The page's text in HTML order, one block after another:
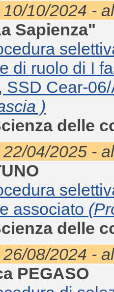
10/2024 -
Sapienza"
di ruolo di I
SSD Cear-
)
delle
04/2025 -
associato
delle
08/2024 -
PEGASO